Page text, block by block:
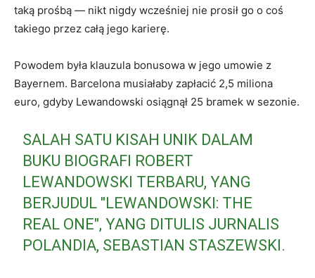
taką prośbą — nikt nigdy wcześniej nie prosił go o coś
takiego przez całą jego karierę.
Powodem była klauzula bonusowa w jego umowie z
Bayernem. Barcelona musiałaby zapłacić 2,5 miliona
euro, gdyby Lewandowski osiągnął 25 bramek w sezonie.
SALAH SATU KISAH UNIK DALAM
BUKU BIOGRAFI ROBERT
LEWANDOWSKI TERBARU, YANG
BERJUDUL "LEWANDOWSKI: THE
REAL ONE", YANG DITULIS JURNALIS
POLANDIA, SEBASTIAN STASZEWSKI.